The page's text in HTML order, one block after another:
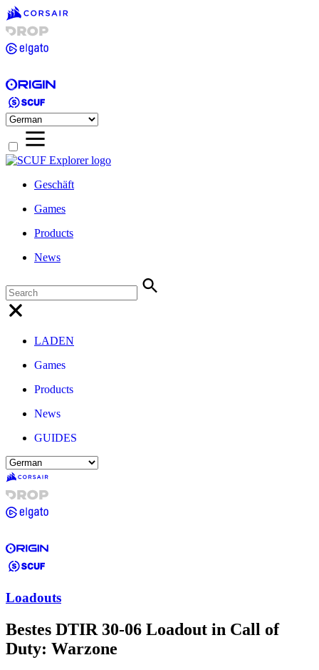
Geschäft
Games
Products
News
LADEN
Games
Products
News
GUIDES
Loadouts
Bestes DTIR 30-06 Loadout in Call of
Duty: Warzone